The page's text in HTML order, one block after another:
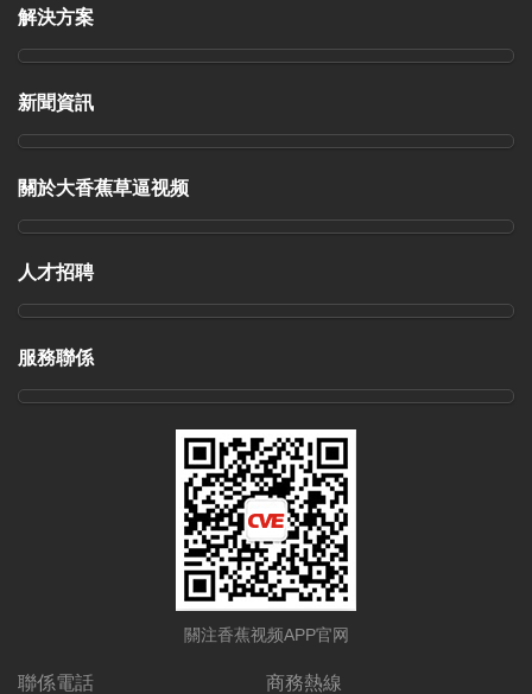
解決方案
新聞資訊
關於大香蕉草逼视频
人才招聘
服務聯係
關注香蕉视频APP官网
聯係電話 商務熱線